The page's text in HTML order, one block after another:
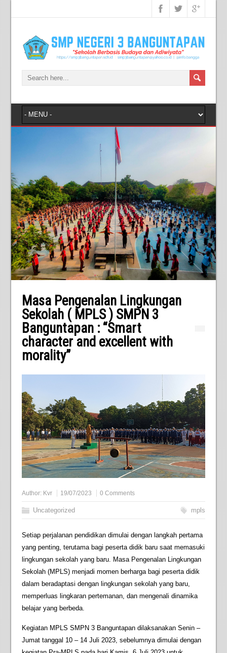
Masa Pengenalan Lingkungan
Sekolah ( MPLS ) SMPN 3
Banguntapan : “Smart
character and excellent with
morality”
Author: Kvr 19/07/2023 0 Comments
Uncategorized mpls
Setiap perjalanan pendidikan dimulai dengan langkah pertama
yang penting, terutama bagi peserta didik baru saat memasuki
lingkungan sekolah yang baru. Masa Pengenalan Lingkungan
Sekolah (MPLS) menjadi momen berharga bagi peserta didik
dalam beradaptasi dengan lingkungan sekolah yang baru,
memperluas lingkaran pertemanan, dan mengenali dinamika
belajar yang berbeda.
Kegiatan MPLS SMPN 3 Banguntapan dilaksanakan Senin –
Jumat tanggal 10 – 14 Juli 2023, sebelumnya dimulai dengan